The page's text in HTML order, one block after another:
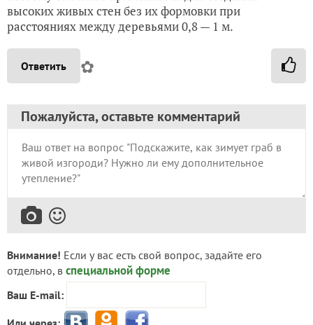
высоких живых стен без их формовки при
расстояниях между деревьями 0,8 — 1 м.
Ответить ✿
Пожалуйста, оставьте комментарий
Внимание! Если у вас есть свой вопрос, задайте его
отдельно, в специальной форме
Ваш E-mail: